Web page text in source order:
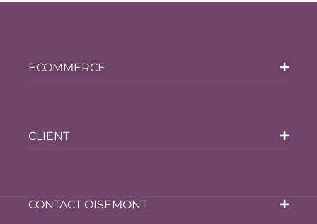
ECOMMERCE
CLIENT
CONTACT OISEMONT